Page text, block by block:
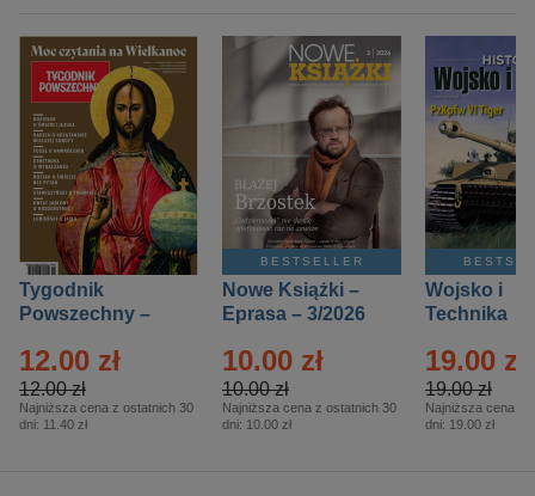
Tygodnik
Powszechny –
12.00 zł
12.00 zł
Najniższa cena z ostatnich 30
dni: 11.40 zł
BESTSELLER
Nowe Książki –
Eprasa – 3/2026
10.00 zł
10.00 zł
Najniższa cena z ostatnich 30
dni: 10.00 zł
Wojsko i
Technika
– 2/2026
19.00 zł
19.00 zł
Najniższa cena z
dni: 19.00 zł